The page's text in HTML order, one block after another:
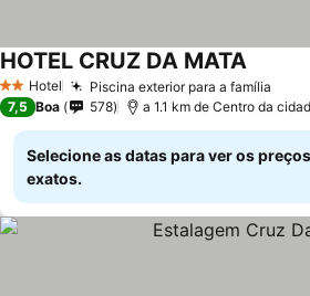
2 Estrelas
Hotel Piscina exterior para a família
HOTEL CRUZ DA MATA
7,5 Boa 578 a 1.1 km de Centro da
Selecione as datas para ver os preços
exatos.